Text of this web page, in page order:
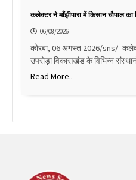
कलेक्टर ने माँझीपारा में किसान चौपाल का
06/08/2026
कोरबा, 06 अगस्त 2026/sns/-
उपरोड़ा विकासखंड के विभिन्न
Read More..